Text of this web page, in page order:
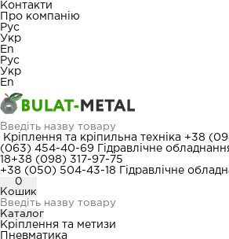
Контакти
Про компанію
Рус
Укр
En
Рус
Укр
En
Кріплення та кріпильна техніка +38
(063) 454-40-69
Гідравлічне
18+38 (098) 317-97-75
+38 (050) 504-43-18
Гідравлічне
0
Кошик
Каталог
Кріплення та метизи
Пневматика